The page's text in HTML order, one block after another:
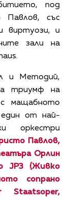
под
Павлов, със
виртуози, и
зали на
и Методий,
триумф на
мащабното
един от най-
оркестри
Павлов,
Орлин
JP3 (Живко
сопрано